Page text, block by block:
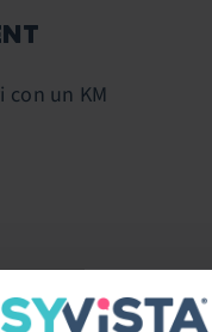
un KM
con le